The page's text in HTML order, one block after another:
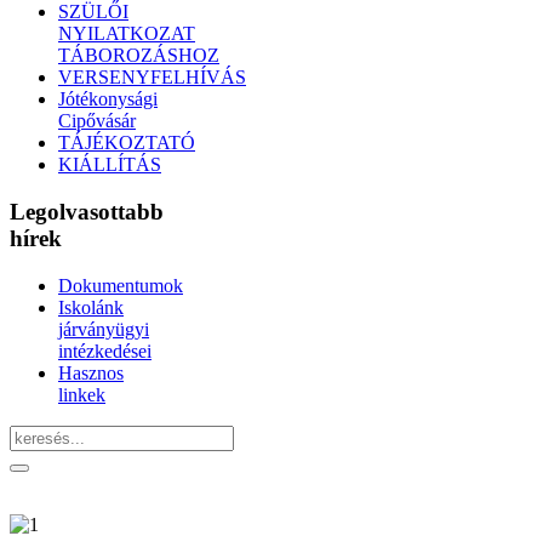
SZÜLŐI
NYILATKOZAT
TÁBOROZÁSHOZ
VERSENYFELHÍVÁS
Jótékonysági
Cipővásár
TÁJÉKOZTATÓ
KIÁLLÍTÁS
Legolvasottabb
hírek
Dokumentumok
Iskolánk
járványügyi
intézkedései
Hasznos
linkek